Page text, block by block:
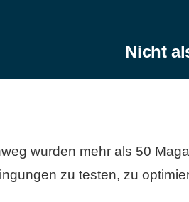
Nicht
wurden mehr als 50
zu testen, zu